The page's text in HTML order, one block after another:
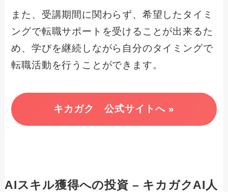
また、受講期間に関わらず、希望したタイミ
ングで転職サポートを受けることが出来るた
め、学びを継続しながら自分のタイミングで
転職活動を行うことができます。
キカガク 公式サイトへ »
AIスキル獲得への投資 – キカガクAI人